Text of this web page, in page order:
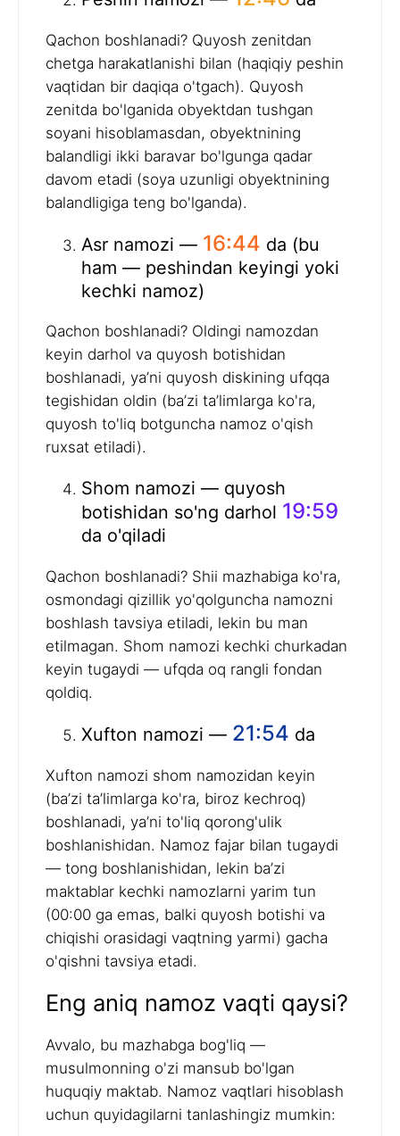
Qachon boshlanadi? Quyosh zenitdan
chetga harakatlanishi bilan (haqiqiy peshin
vaqtidan bir daqiqa o'tgach). Quyosh
zenitda bo'lganida obyektdan tushgan
soyani hisoblamasdan, obyektnining
balandligi ikki baravar bo'lgunga qadar
davom etadi (soya uzunligi obyektnining
balandligiga teng bo'lganda).
Asr namozi — 16:44 da (bu
ham — peshindan keyingi yoki
kechki namoz)
Qachon boshlanadi? Oldingi namozdan
keyin darhol va quyosh botishidan
boshlanadi, ya’ni quyosh diskining ufqqa
tegishidan oldin (ba’zi ta’limlarga ko'ra,
quyosh to'liq botguncha namoz o'qish
ruxsat etiladi).
Shom namozi — quyosh
botishidan so'ng darhol 19:59
da o'qiladi
Qachon boshlanadi? Shii mazhabiga ko'ra,
osmondagi qizillik yo'qolguncha namozni
boshlash tavsiya etiladi, lekin bu man
etilmagan. Shom namozi kechki churkadan
keyin tugaydi — ufqda oq rangli fondan
qoldiq.
Xufton namozi — 21:54 da
Xufton namozi shom namozidan keyin
(ba’zi ta’limlarga ko'ra, biroz kechroq)
boshlanadi, ya’ni to'liq qorong'ulik
boshlanishidan. Namoz fajar bilan tugaydi
— tong boshlanishidan, lekin ba’zi
maktablar kechki namozlarni yarim tun
(00:00 ga emas, balki quyosh botishi va
chiqishi orasidagi vaqtning yarmi) gacha
o'qishni tavsiya etadi.
Eng aniq namoz vaqti qaysi?
Avvalo, bu mazhabga bog'liq —
musulmonning o'zi mansub bo'lgan
huquqiy maktab. Namoz vaqtlari hisoblash
uchun quyidagilarni tanlashingiz mumkin: